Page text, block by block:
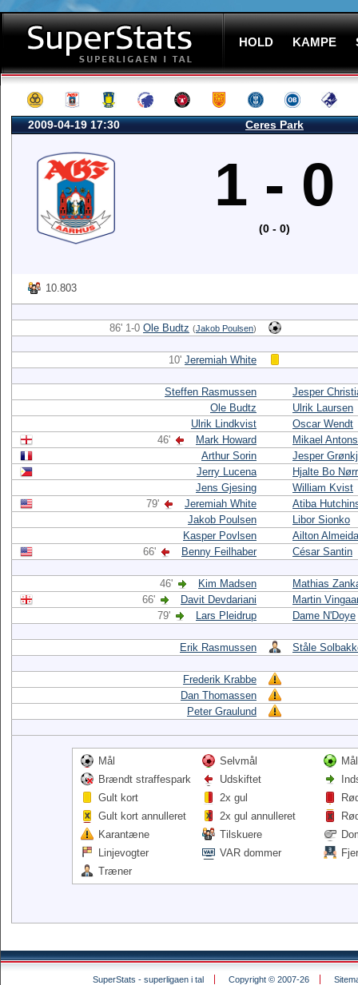
HOLD KAMPE
2009-04-19 17:30 Ceres Park
1 - 0
(0 - 0)
10.803
86' 1-0 Ole Budtz (Jakob Poulsen)
10' Jeremiah White
Steffen Rasmussen
Jesper
Ole Budtz
Ulrik Laursen
Ulrik Lindkvist
Oscar Wendt
46'
Mark Howard
Mikael
Arthur Sorin
Jesper
Jerry Lucena
Hjalte Bo
Jens Gjesing
William Kvist
79'
Jeremiah White
Atiba
Jakob Poulsen
Libor Sionko
Kasper Povlsen
Ailton Almeida
66'
Benny Feilhaber César Santin
46' Kim Madsen
Mathias
66'
Davit Devdariani
Martin
79'
Lars Pleidrup Dame N'Doye
Erik Rasmussen Ståle
Frederik Krabbe
Dan Thomassen
Peter Graulund
Mål Selvmål
Brændt straffespark
Udskiftet
Gult kort
2x gul
Gult kort annulleret
2x gul annulleret
Karantæne
Tilskuere
Linjevogter
VAR dommer
Træner
SuperStats - superligaen i tal Copyright © 2007-26